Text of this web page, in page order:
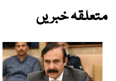
متعلقہ خبریں